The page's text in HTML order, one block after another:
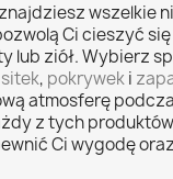
wszelkie
Ci cieszyć
lub ziół. Wybierz
sitek, pokryweki
atmosferę
z tych
Ci wygodę